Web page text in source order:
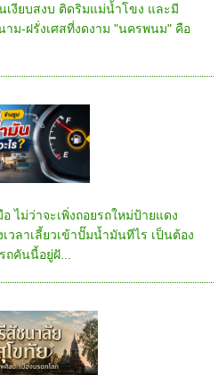
งียบสงบ ติดริมแม่น้ำโขง และมี
าม-ฝรั่งเศสที่งดงาม "นครพนม" คือ
ไม่ว่าจะเพิ่งถอยรถใหม่ป้ายแดง
วลาเลี้ยวเข้าปั๊มน้ำมันทีไร เป็นต้อง
ถคันนี้อยู่ฝั...